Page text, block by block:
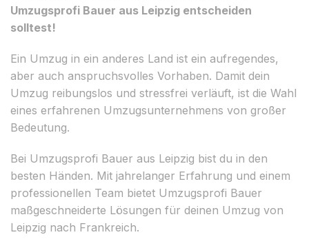
Umzugsprofi Bauer aus Leipzig entscheiden
solltest!
Ein Umzug in ein anderes Land ist ein aufregendes,
aber auch anspruchsvolles Vorhaben. Damit dein
Umzug reibungslos und stressfrei verläuft, ist die Wahl
eines erfahrenen Umzugsunternehmens von großer
Bedeutung.
Bei Umzugsprofi Bauer aus Leipzig bist du in den
besten Händen. Mit jahrelanger Erfahrung und einem
professionellen Team bietet Umzugsprofi Bauer
maßgeschneiderte Lösungen für deinen Umzug von
Leipzig nach Frankreich.